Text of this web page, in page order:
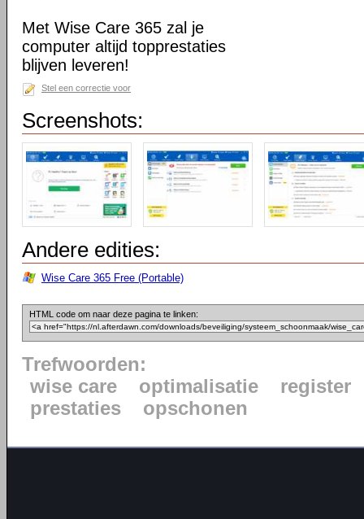
Met Wise Care 365 zal je
computer altijd topprestaties
blijven leveren!
Stel een correctie voor
Screenshots:
Andere edities:
Wise Care 365 Free (Portable)
HTML code om naar deze pagina te linken:
Trefwoorden:
wise care
optimalisatie
register
prestaties
opschonen